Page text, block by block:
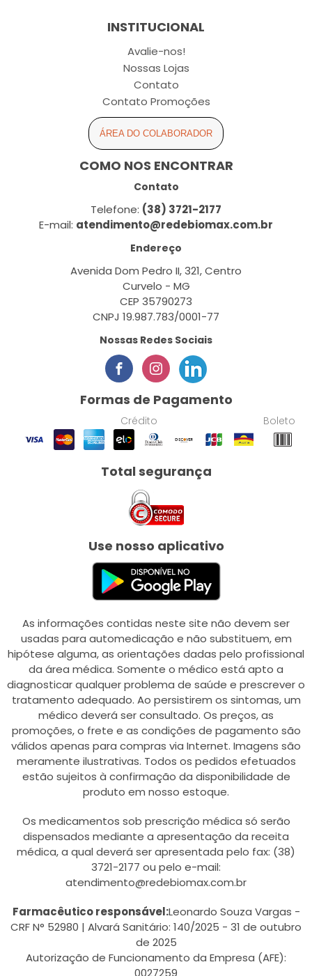
INSTITUCIONAL
Avalie-nos!
Nossas Lojas
Contato
Contato Promoções
ÁREA DO COLABORADOR
COMO NOS ENCONTRAR
Contato
Telefone: (38) 3721-2177
E-mail: atendimento@redebiomax.com.br
Endereço
Avenida Dom Pedro II, 321, Centro
Curvelo - MG
CEP 35790273
CNPJ 19.987.783/0001-77
Nossas Redes Sociais
Formas de Pagamento
Crédito Boleto
Total segurança
Use nosso aplicativo
As informações contidas neste site não devem ser
usadas para automedicação e não substituem, em
hipótese alguma, as orientações dadas pelo profissional
da área médica. Somente o médico está apto a
diagnosticar qualquer problema de saúde e prescrever o
tratamento adequado. Ao persistirem os sintomas, um
médico deverá ser consultado. Os preços, as
promoções, o frete e as condições de pagamento são
válidos apenas para compras via Internet. Imagens são
meramente ilustrativas. Todos os pedidos efetuados
estão sujeitos à confirmação da disponibilidade de
produto em nosso estoque.
Os medicamentos sob prescrição médica só serão
dispensados mediante a apresentação da receita
médica, a qual deverá ser apresentada pelo fax: (38)
3721-2177 ou pelo e-mail:
atendimento@redebiomax.com.br
Farmacêutico responsável:Leonardo Souza Vargas -
CRF N° 52980 | Alvará Sanitário: 140/2025 - 31 de outubro
de 2025
Autorização de Funcionamento da Empresa (AFE):
0027259